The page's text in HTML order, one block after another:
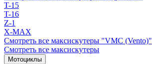
T-15
T-16
Z-1
X-MAX
Смотреть все максискутеры "VMC (Vento)"
Смотреть все максискутеры
Мотоциклы